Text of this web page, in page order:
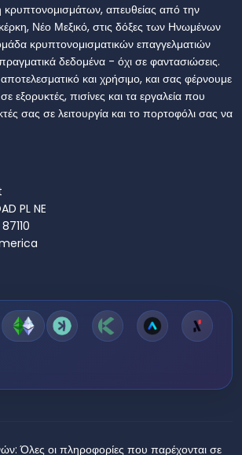
απευθείας από την
Νέο Μεξικό, στις δόξες των Ηνωμένων
ομάδα κρυπτονομισματικών επαγγελματιών
δεδομένα - όχι σε φαντασιώσεις.
και χρήσιμο, και σας φέρνουμε
εξορυκτές, πισίνες και τα εργαλεία που
σας σε λειτουργία και το πορτοφόλι σας να
PL NE
Όλες οι πληροφορίες που παρέχονται σε